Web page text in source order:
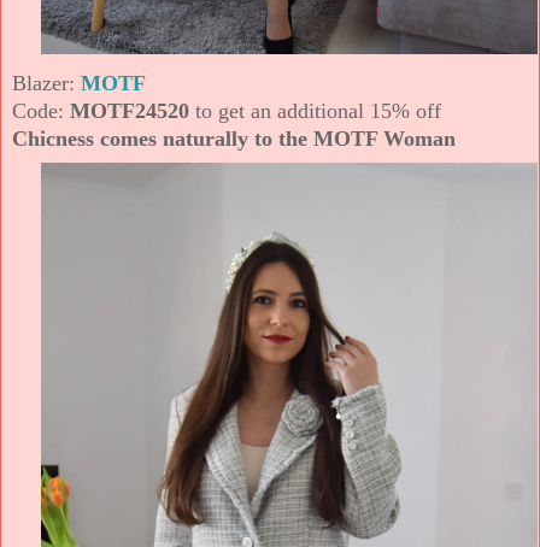
Blazer: MOTF
Code: MOTF24520 to get an additional 15% off
Chicness comes naturally to the MOTF Woman